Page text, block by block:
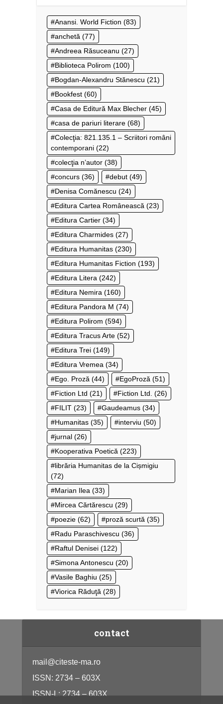
Anansi. World Fiction (83)
anchetă (77)
Andreea Răsuceanu (27)
Biblioteca Polirom (100)
Bogdan-Alexandru Stănescu (21)
Bookfest (60)
Casa de Editură Max Blecher (45)
casa de pariuri literare (68)
Colecţia: 821.135.1 – Scriitori români
contemporani (22)
colecţia n’autor (38)
concurs (36) debut (49)
Denisa Comănescu (24)
Editura Cartea Românească (23)
Editura Cartier (34)
Editura Charmides (27)
Editura Humanitas (230)
Editura Humanitas Fiction (193)
Editura Litera (242)
Editura Nemira (160)
Editura Pandora M (74)
Editura Polirom (594)
Editura Tracus Arte (52)
Editura Trei (149)
Editura Vremea (34)
Ego. Proză (44) EgoProză (51)
Fiction Ltd (21) Fiction Ltd. (26)
FILIT (23) Gaudeamus (34)
Humanitas (35) interviu (50)
jurnal (26)
Kooperativa Poetică (223)
librăria Humanitas de la Cișmigiu
(72)
Marian Ilea (33)
Mircea Cărtărescu (29)
poezie (62) proză scurtă (35)
Radu Paraschivescu (36)
Raftul Denisei (122)
Simona Antonescu (20)
Vasile Baghiu (25)
Viorica Răduţă (28)
contact
mail@citeste-ma.ro
ISSN: 2734 – 603X
ISSN-L: 2734 – 603X